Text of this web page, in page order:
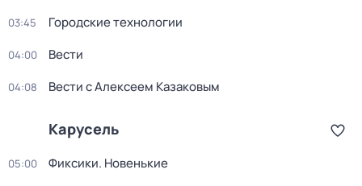
03:45 Городские технологии
04:00 Вести
04:08 Вести с Алексеем Казаковым
Карусель
05:00 Фиксики. Новенькие